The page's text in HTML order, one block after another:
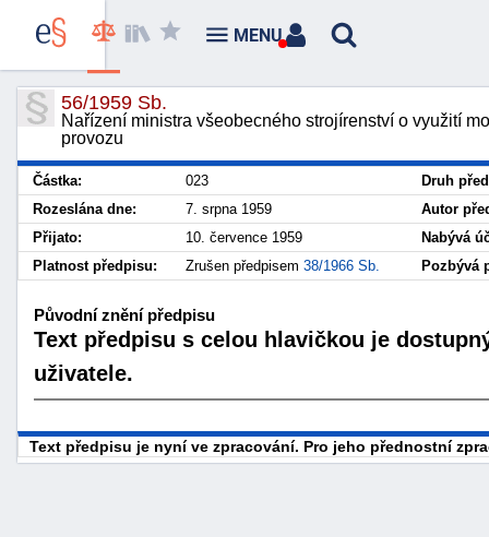
56/1959 Sb.
Nařízení ministra všeobecného strojírenství o využití
provozu
Částka: 023
Druh
Rozeslána dne:
7. srpna 1959
Autor
Přijato:
10. července 1959
Nabývá
Platnost předpisu:
Zrušen předpisem 38/1966 Sb. Pozbývá
Původní znění předpisu
Text předpisu s celou hlavičkou je
uživatele.
Text předpisu je nyní ve zpracování. Pro jeho přednostní
MENU